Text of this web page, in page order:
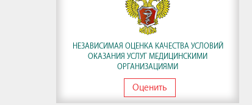
НЕЗАВИСИМАЯ ОЦЕНКА КАЧЕСТВА УСЛОВИЙ
ОКАЗАНИЯ УСЛУГ МЕДИЦИНСКИМИ
ОРГАНИЗАЦИЯМИ
Оценить